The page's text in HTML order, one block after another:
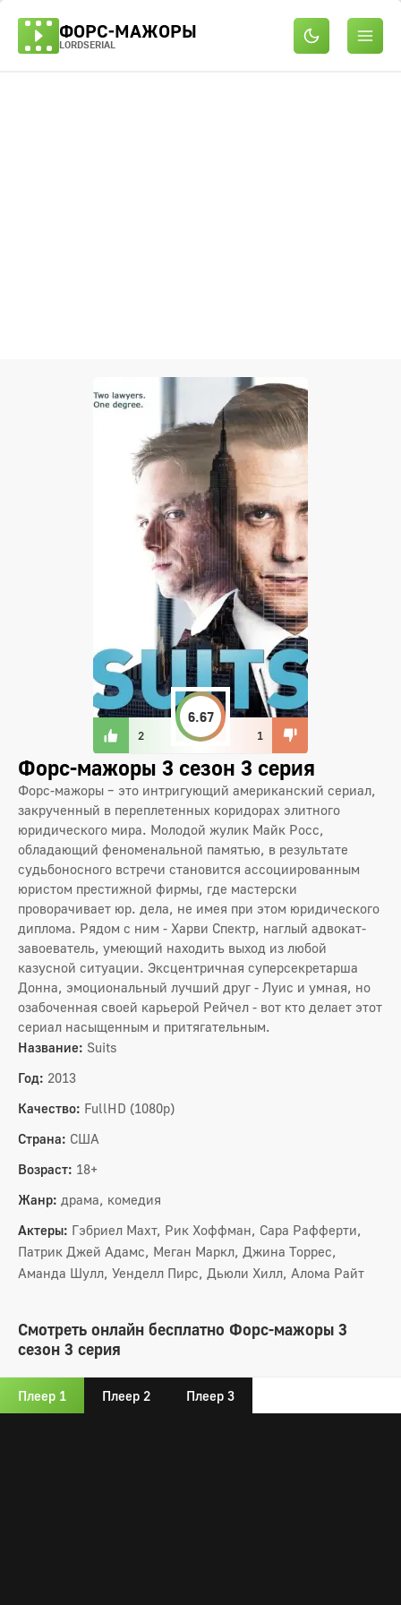
ФОРС-МАЖОРЫ
LORDSERIAL
2
6.67
1
Форс-мажоры 3 сезон 3 серия
Форс-мажоры – это интригующий американский сериал,
закрученный в переплетенных коридорах элитного
юридического мира. Молодой жулик Майк Росс,
обладающий феноменальной памятью, в результате
судьбоносного встречи становится ассоциированным
юристом престижной фирмы, где мастерски
проворачивает юр. дела, не имея при этом юридического
диплома. Рядом с ним - Харви Спектр, наглый адвокат-
завоеватель, умеющий находить выход из любой
казусной ситуации. Эксцентричная суперсекретарша
Донна, эмоциональный лучший друг - Луис и умная, но
озабоченная своей карьерой Рейчел - вот кто делает этот
сериал насыщенным и притягательным.
Название: Suits
Год: 2013
Качество: FullHD (1080p)
Страна: США
Возраст: 18+
Жанр: драма, комедия
Актеры: Гэбриел Махт, Рик Хоффман, Сара Рафферти,
Патрик Джей Адамс, Меган Маркл, Джина Торрес,
Аманда Шулл, Уенделл Пирс, Дьюли Хилл, Алома Райт
Смотреть онлайн бесплатно Форс-мажоры 3
сезон 3 серия
Плеер 1 Плеер 2 Плеер 3